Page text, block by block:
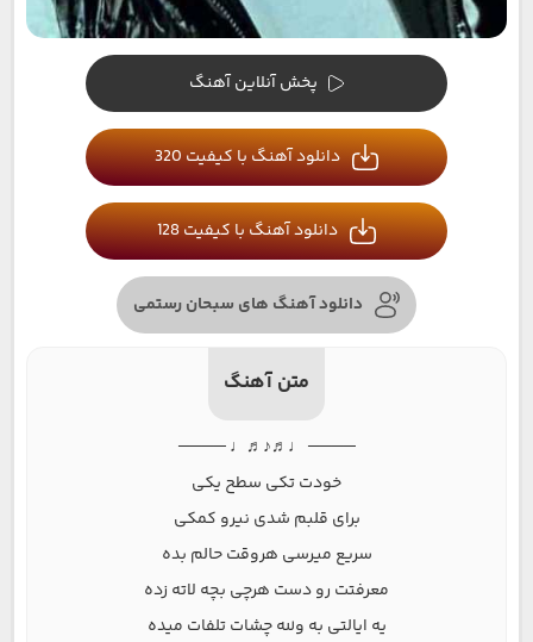
پخش آنلاین آهنگ
دانلود آهنگ با کیفیت 320
دانلود آهنگ با کیفیت 128
دانلود آهنگ های سبحان رستمی
متن آهنگ
──── ♩♬♪♬♩ ────
خودت تکی سطح یکی
برای قلبم شدی نیرو کمکی
سریع میرسی هروقت حالم بده
معرفتت رو دست هرچی بچه لاته زده
یه ایالتی به ولله چشات تلفات میده